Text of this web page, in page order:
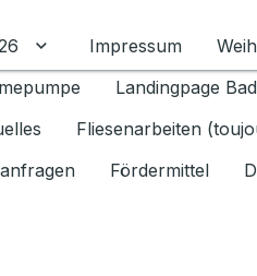
Untermenü für
Impressum
Landingpage
Fliesenarbeiten
Fördermittel